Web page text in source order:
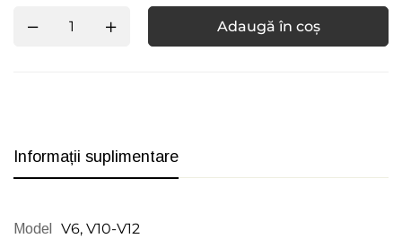
Adaugă în coș
Informații suplimentare
Model V6, V10-V12